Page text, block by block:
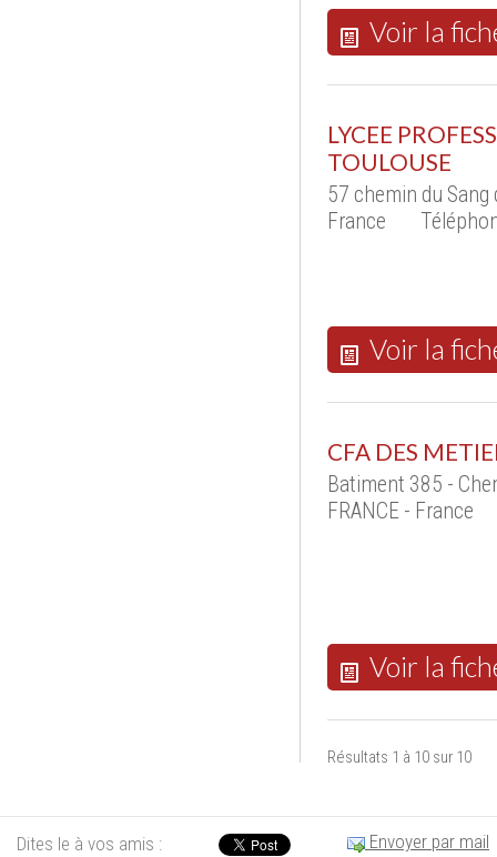
Voir la
LYCEE
TOULOUSE
57 chemin du Sang
France
Voir la
CFA DES
Batiment 385 -
FRANCE - France
Voir la
Résultats 1 à 10 sur 10
Dites le à vos amis : Envoyer par mail